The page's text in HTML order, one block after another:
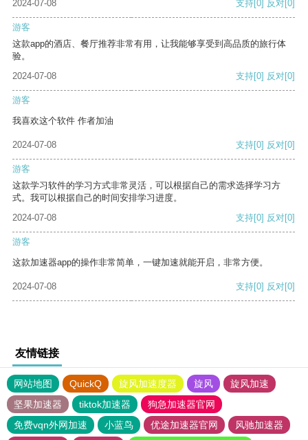
2024-07-08 支持[0] 反对[0]
游客
这款app的酒店、餐厅推荐非常有用，让我能够享受到高品质的旅行体
验。
2024-07-08
支持[0] 反对[0]
游客
我喜欢这个软件 作者加油
2024-07-08 支持[0] 反对[0]
游客
这款学习软件的学习方式非常灵活，可以根据自己的需求选择学习方
式。我可以根据自己的时间安排学习进度。
2024-07-08
支持[0] 反对[0]
游客
这款加速器app的操作非常简单，一键加速就能开启，非常方便。
2024-07-08 支持[0] 反对[0]
友情链接
网站地图 QuickQ 旋风加速度器 旋风
旋风加速
坚果加速器
tiktok加速器
狗急加速器官网
免费vqn外网加速
小蓝鸟 优途加速器官网 风驰加速器